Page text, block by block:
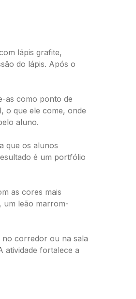
lápis grafite,
do lápis. Após o
as como ponto de
o que ele come, onde
aluno.
que os alunos
é um portfólio
as cores mais
um leão marrom-
no corredor ou na sala
atividade fortalece a